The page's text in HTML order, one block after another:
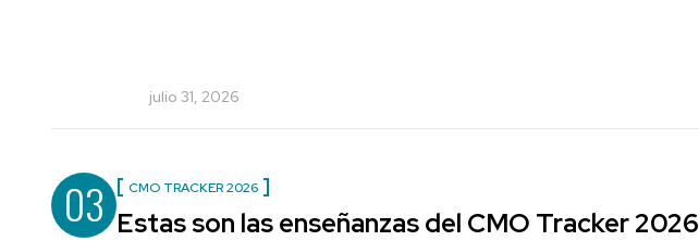
julio 31, 2026
03 CMO TRACKER 2026
Estas son las enseñanzas del CMO Tracker 2026